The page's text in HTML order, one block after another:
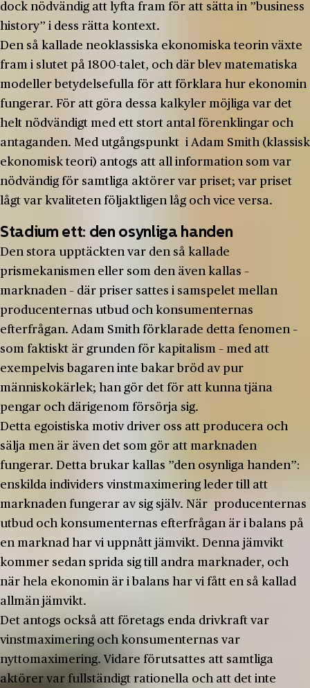
dock nödvändig att lyfta fram för att sätta in ”business
history” i dess rätta kontext.
Den så kallade neoklassiska ekonomiska teorin växte
fram i slutet på 1800-talet, och där blev matematiska
modeller betydelsefulla för att förklara hur ekonomin
fungerar. För att göra dessa kalkyler möjliga var det
helt nödvändigt med ett stort antal förenklingar och
antaganden. Med utgångspunkt i Adam Smith (klassisk
ekonomisk teori) antogs att all information som var
nödvändig för samtliga aktörer var priset; var priset
lågt var kvaliteten följaktligen låg och vice versa.
Stadium ett: den osynliga handen
Den stora upptäckten var den så kallade
prismekanismen eller som den även kallas –
marknaden – där priser sattes i samspelet mellan
producenternas utbud och konsumenternas
efterfrågan. Adam Smith förklarade detta fenomen –
som faktiskt är grunden för kapitalism – med att
exempelvis bagaren inte bakar bröd av pur
människokärlek; han gör det för att kunna tjäna
pengar och därigenom försörja sig.
Detta egoistiska motiv driver oss att producera och
sälja men är även det som gör att marknaden
fungerar. Detta brukar kallas ”den osynliga handen”:
enskilda individers vinstmaximering leder till att
marknaden fungerar av sig själv. När producenternas
utbud och konsumenternas efterfrågan är i balans på
en marknad har vi uppnått jämvikt. Denna jämvikt
kommer sedan sprida sig till andra marknader, och
när hela ekonomin är i balans har vi fått en så kallad
allmän jämvikt.
Det antogs också att företags enda drivkraft var
vinstmaximering och konsumenternas var
nyttomaximering. Vidare förutsattes att samtliga
aktörer var fullständigt rationella och att det inte